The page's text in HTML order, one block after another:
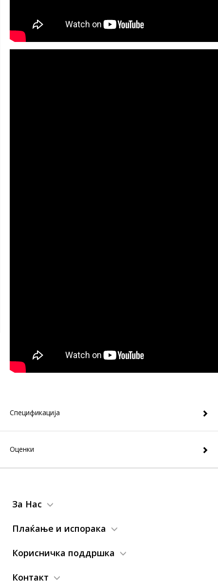
Спецификација
Оценки
За Нас
Плаќање и испорака
Корисничка поддршка
Контакт